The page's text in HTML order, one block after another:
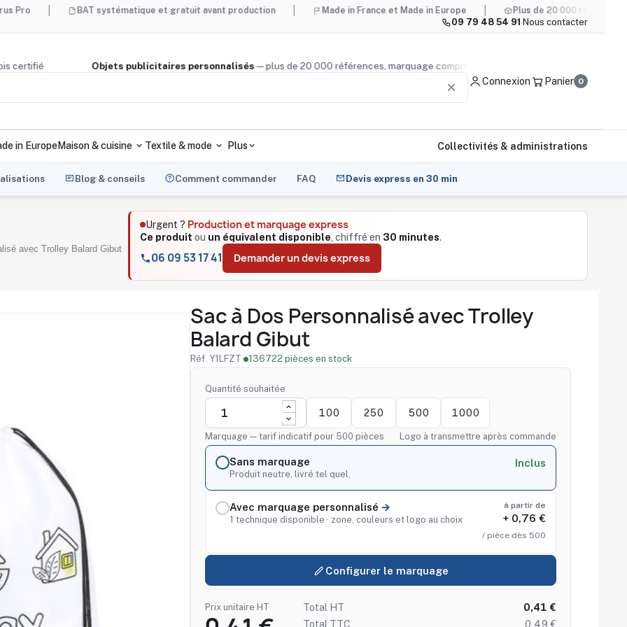
BAT systématique et gratuit avant production Made in France et Made in Europe
Plus de 20 000 références, marquage
09 79 48 54 91 · Nous contacter
bois certifié Objets publicitaires personnalisés— plus de 20 000 références, marquage compris
clear Connexion Panier 0
in EuropeMaison & cuisine Textile & mode Plus Collectivités & administrations
Blog & conseils Comment commander FAQ Devis express en 30 min
avec Trolley Balard Gibut
Urgent ? Production et marquage express
Ce produit ou un équivalent disponible, chiffré en 30 minutes.
06 09 53 17 41 Demander un devis express
Sac à Dos Personnalisé avec Trolley
Balard Gibut
Réf. Y1LFZT· 136722 pièces en stock
Quantité souhaitée
100 250 500 1000
Marquage — tarif indicatif pour 500 pièces Logo à transmettre après commande
Sans marquage
Produit neutre, livré tel quel.
Inclus
Avec marquage personnalisé
1 technique disponible · zone, couleurs et logo au choix
à partir de
+ 0,76 €
/ pièce dès 500
Configurer le marquage
Prix unitaire HT Total HT
0,41 €
Total TTC
0,49 €